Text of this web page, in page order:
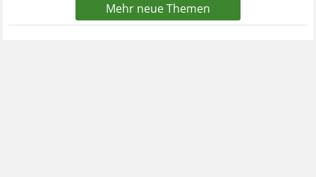
Mehr neue Themen